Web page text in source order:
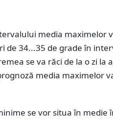
media maximelor
de 34...35 de grade în
se va răci de la o zi la
media maximelor
se vor situa în medie